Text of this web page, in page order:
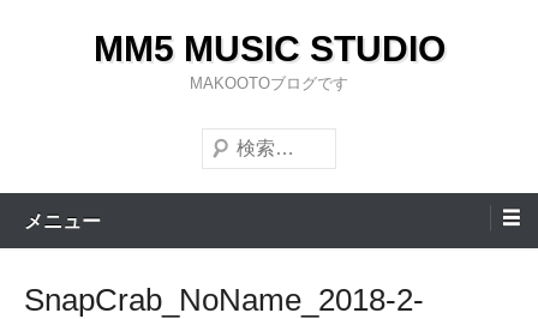
キ
MM5 MUSIC STUDIO
MAKOOTOブログです
検
索
メニュー
SnapCrab_NoName_2018-2-